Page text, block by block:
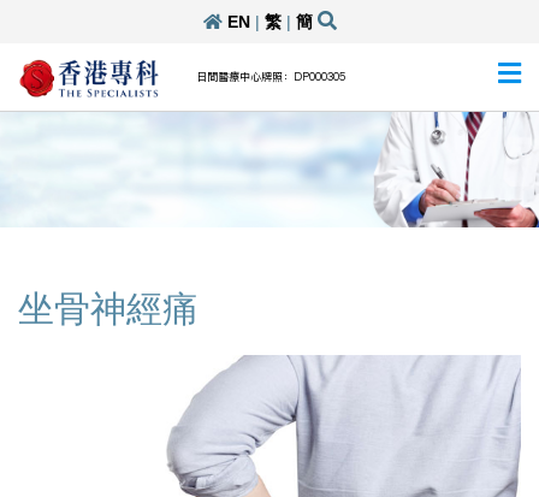
EN| 繁| 簡
日間醫療中心牌照：DP000305
坐骨神經痛